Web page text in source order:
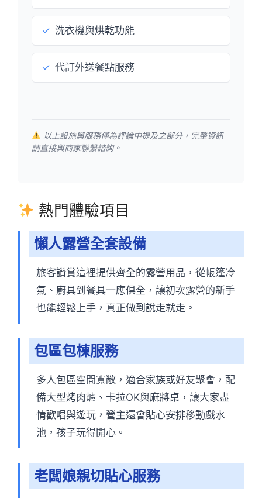
✓ 洗衣機與烘乾功能
✓ 代訂外送餐點服務
以上設施與服務僅為評論中提及之部分，完整資訊
請直接與商家聯繫諮詢。
熱門體驗項目
懶人露營全套設備
旅客讚賞這裡提供齊全的露營用品，從帳篷冷
氣、廚具到餐具一應俱全，讓初次露營的新手
也能輕鬆上手，真正做到說走就走。
包區包棟服務
多人包區空間寬敞，適合家族或好友聚會，配
備大型烤肉爐、卡拉OK與麻將桌，讓大家盡
情歡唱與遊玩，營主還會貼心安排移動戲水
池，孩子玩得開心。
老闆娘親切貼心服務